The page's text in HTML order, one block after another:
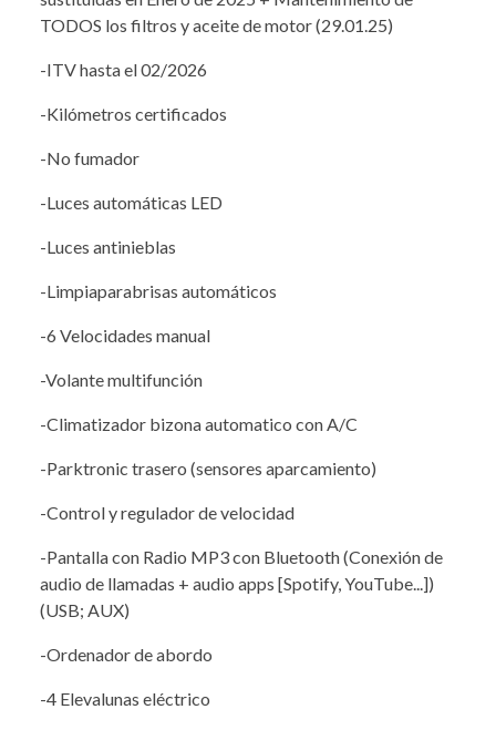
TODOS los filtros y aceite de motor (29.01.25)
-ITV hasta el 02/2026
-Kilómetros certificados
-No fumador
-Luces automáticas LED
-Luces antinieblas
-Limpiaparabrisas automáticos
-6 Velocidades manual
-Volante multifunción
-Climatizador bizona automatico con A/C
-Parktronic trasero (sensores aparcamiento)
-Control y regulador de velocidad
-Pantalla con Radio MP3 con Bluetooth (Conexión de
audio de llamadas + audio apps [Spotify, YouTube...])
(USB; AUX)
-Ordenador de abordo
-4 Elevalunas eléctrico